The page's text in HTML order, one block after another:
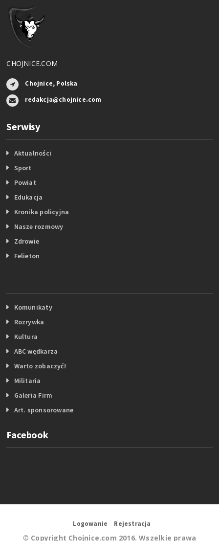
CHOJNICE.COM
Chojnice, Polska
redakcja@chojnice.com
Serwisy
Aktualności
Sport
Powiat
Edukacja
Kronika policyjna
Nasze rozmowy
Zdrowie
Felieton
Komunikaty
Rozrywka
Kultura
ABC wędkarza
Warto zobaczyć!
Militaria
Galeria Firm
Art. sponsorowane
Facebook
Logowanie Rejestracja
© Copyright Chojnice.com 2016. Wszelkie prawa